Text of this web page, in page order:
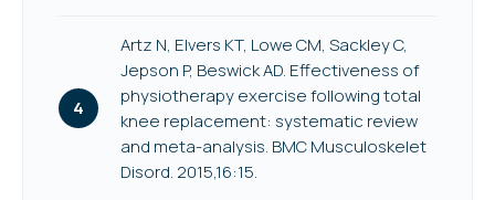
Artz N, Elvers KT, Lowe CM, Sackley C,
Jepson P, Beswick AD. Effectiveness of
physiotherapy exercise following total
knee replacement: systematic review
and meta-analysis. BMC Musculoskelet
Disord. 2015,16:15.